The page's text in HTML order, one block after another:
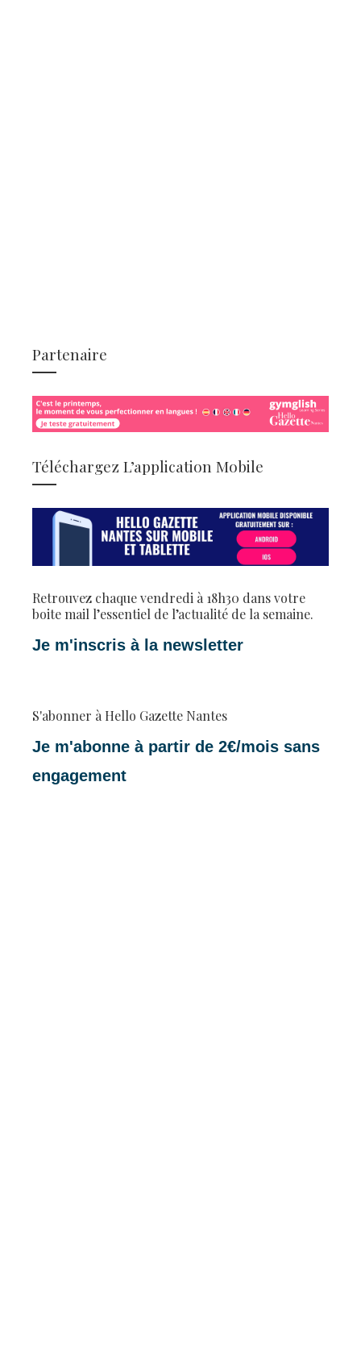
Partenaire
Téléchargez L’application Mobile
Retrouvez chaque vendredi à 18h30 dans votre
boite mail l’essentiel de l’actualité de la semaine.
Je m'inscris à la newsletter
S'abonner à Hello Gazette Nantes
Je m'abonne à partir de 2€/mois sans
engagement